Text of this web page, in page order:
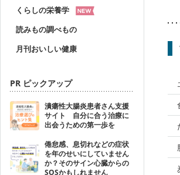
くらしの栄養学
読みもの調べもの
月刊おいしい健康
PR ピックアップ
潰瘍性大腸炎患者さん支援
サイト 自分に合う治療に
出会うための第一歩を
倦怠感、息切れなどの症状
を年のせいにしていません
か？そのサイン心臓からの
SOSかもしれません